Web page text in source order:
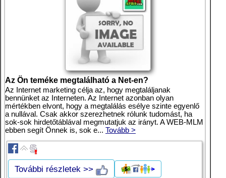
Az Ön teméke megtalálható a Net-en?
Az Internet marketing célja az, hogy megtaláljanak
bennünket az Interneten. Az Internet azonban olyan
mértékben elvont, hogy a megtalálás esélye szinte egyenlő
a nullával. Csak akkor szerezhetnek rólunk tudomást, ha
sok-sok hirdetőtáblával megmutatjuk az irányt. A WEB-MLM
ebben segít Önnek is, sok e... Tovább >
További részletek >>